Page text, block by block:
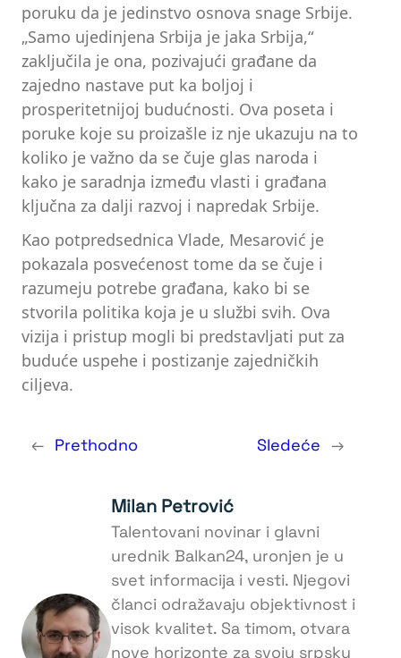
poruku da je jedinstvo osnova snage Srbije.
„Samo ujedinjena Srbija je jaka Srbija,“
zaključila je ona, pozivajući građane da
zajedno nastave put ka boljoj i
prosperitetnijoj budućnosti. Ova poseta i
poruke koje su proizašle iz nje ukazuju na to
koliko je važno da se čuje glas naroda i
kako je saradnja između vlasti i građana
ključna za dalji razvoj i napredak Srbije.
Kao potpredsednica Vlade, Mesarović je
pokazala posvećenost tome da se čuje i
razumeju potrebe građana, kako bi se
stvorila politika koja je u službi svih. Ova
vizija i pristup mogli bi predstavljati put za
buduće uspehe i postizanje zajedničkih
ciljeva.
← Prethodno Sledeće →
Milan Petrović
Talentovani novinar i glavni
urednik Balkan24, uronjen je u
svet informacija i vesti. Njegovi
članci odražavaju objektivnost i
visok kvalitet. Sa timom, otvara
nove horizonte za svoju srpsku